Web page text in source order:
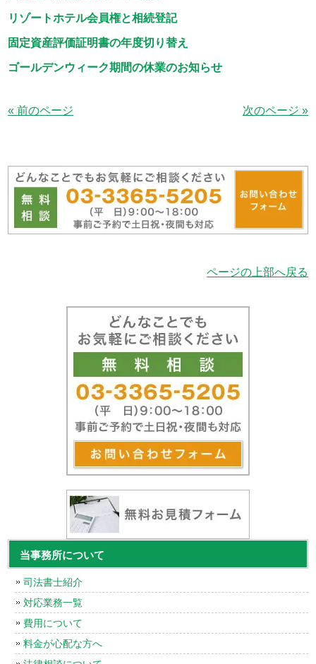
リゾートホテル会員権と相続登記
固定資産評価証明書の年度切り替え
ゴールデンウィーク期間の休業のお知らせ
« 前のページ 次のページ »
ページの上部へ戻る
当事務所について
司法書士紹介
対応業務一覧
費用について
料金が心配な方へ